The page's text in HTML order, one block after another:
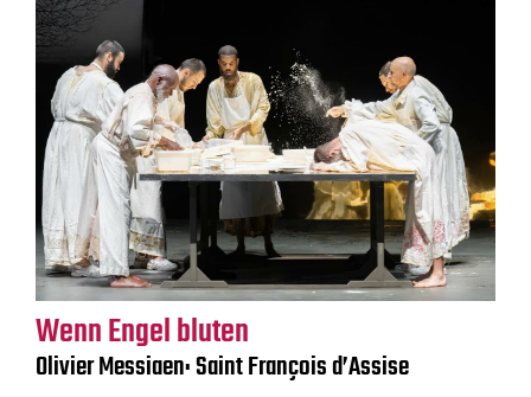
Wenn Engel bluten
Olivier Messiaen: Saint François d’Assise